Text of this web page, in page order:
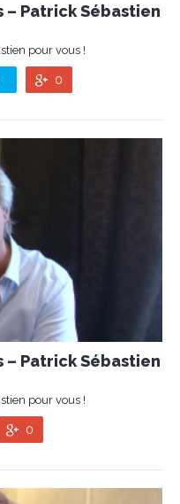
– Patrick Sébastien
pour vous !
0
– Patrick Sébastien
pour vous !
0